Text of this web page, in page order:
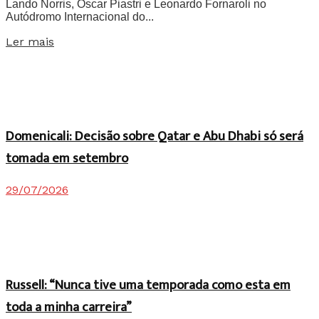
Lando Norris, Oscar Piastri e Leonardo Fornaroli no
Autódromo Internacional do...
Ler mais
Domenicali: Decisão sobre Qatar e Abu Dhabi só será
tomada em setembro
29/07/2026
Russell: “Nunca tive uma temporada como esta em
toda a minha carreira”